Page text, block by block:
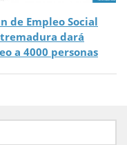
de Empleo Social
dará
a 4000 personas